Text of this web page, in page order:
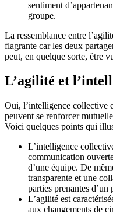
sentiment
groupe.
La ressemblance entre
flagrante car les deux
peut, en quelque sorte, être
L’agilité et
Oui, l’intelligence collective
peuvent se renforcer
Voici quelques points qui
L’intelligence
communication
d’une équipe. De
transparente et une
parties prenantes
L’agilité est
aux changements de